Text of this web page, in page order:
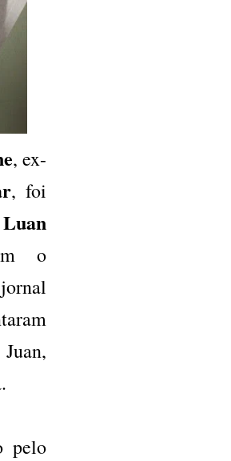
, ex-
, foi
Luan
o
pelo